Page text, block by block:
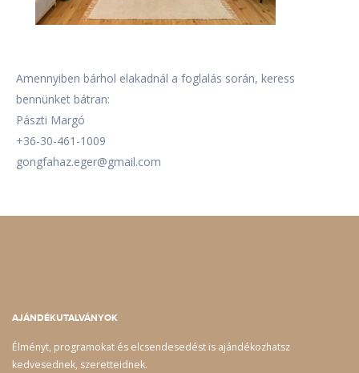
Amennyiben bárhol elakadnál a foglalás során, keress
bennünket bátran:
Pászti Margó
+36-30-461-1009
gongfahaz.eger@gmail.com
AJÁNDÉKUTALVÁNYOK
Élményt, programokat és elcsendesedést is ajándékozhatsz
kedvesednek, szeretteidnek.